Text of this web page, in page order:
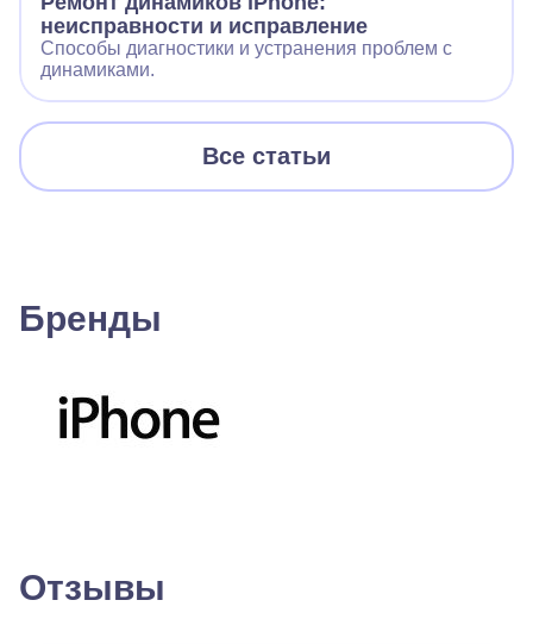
неисправности и исправление
Способы диагностики и устранения проблем с
динамиками.
Все статьи
Бренды
Отзывы